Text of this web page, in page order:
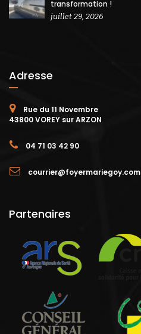
transformation !
juillet 29, 2026
Adresse
Rue du 11 Novembre
43800 VOREY sur ARZON
04 71 03 42 90
courrier@foyermariegoy.com
Partenaires